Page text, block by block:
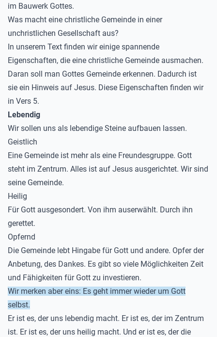
im Bauwerk Gottes.
Was macht eine christliche Gemeinde in einer
unchristlichen Gesellschaft aus?
In unserem Text finden wir einige spannende
Eigenschaften, die eine christliche Gemeinde ausmachen.
Daran soll man Gottes Gemeinde erkennen. Dadurch ist
sie ein Hinweis auf Jesus. Diese Eigenschaften finden wir
in Vers 5.
Lebendig
Wir sollen uns als lebendige Steine aufbauen lassen.
Geistlich
Eine Gemeinde ist mehr als eine Freundesgruppe. Gott
steht im Zentrum. Alles ist auf Jesus ausgerichtet. Wir sind
seine Gemeinde.
Heilig
Für Gott ausgesondert. Von ihm auserwählt. Durch ihn
gerettet.
Opfernd
Die Gemeinde lebt Hingabe für Gott und andere. Opfer der
Anbetung, des Dankes. Es gibt so viele Möglichkeiten Zeit
und Fähigkeiten für Gott zu investieren.
Wir merken aber eins: Es geht immer wieder um Gott
selbst.
Er ist es, der uns lebendig macht. Er ist es, der im Zentrum
ist. Er ist es, der uns heilig macht. Und er ist es, der die